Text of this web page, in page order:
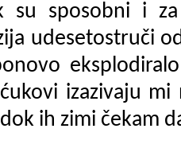
su sposobni i
udesetostruči
izazivaju
ih zimi čekam